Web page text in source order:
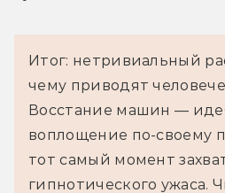
Итог: нетривиальный
чему приводят
Восстание машин —
воплощение по-своему
тот самый момент
гипнотического ужаса.